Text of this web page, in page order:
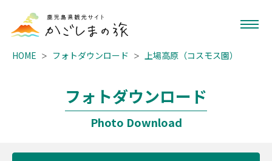
HOME フォトダウンロード 上場高原（コスモス園）
フォトダウンロード
Photo Download